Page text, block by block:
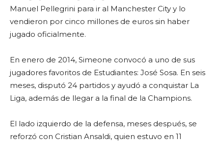
Manuel Pellegrini para ir al Manchester City y lo
vendieron por cinco millones de euros sin haber
jugado oficialmente.
En enero de 2014, Simeone convocó a uno de sus
jugadores favoritos de Estudiantes: José Sosa. En seis
meses, disputó 24 partidos y ayudó a conquistar La
Liga, además de llegar a la final de la Champions.
El lado izquierdo de la defensa, meses después, se
reforzó con Cristian Ansaldi, quien estuvo en 11